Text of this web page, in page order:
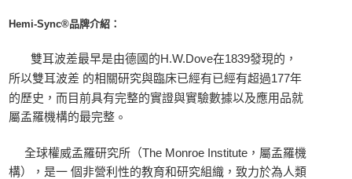
Hemi-Sync®品牌介紹：
雙耳波差最早是由德國的H.W.Dove在1839發現的，
所以雙耳波差 的相關研究與臨床已經有已經有超過177年
的歷史，而目前具有完整的實證與實驗數據以及應用品就
屬孟羅機構的最完整 。
全球權威孟羅研究所（The Monroe Institute，屬孟羅機
構），是一 個非營利性的教育和研究組織，致力於為人類